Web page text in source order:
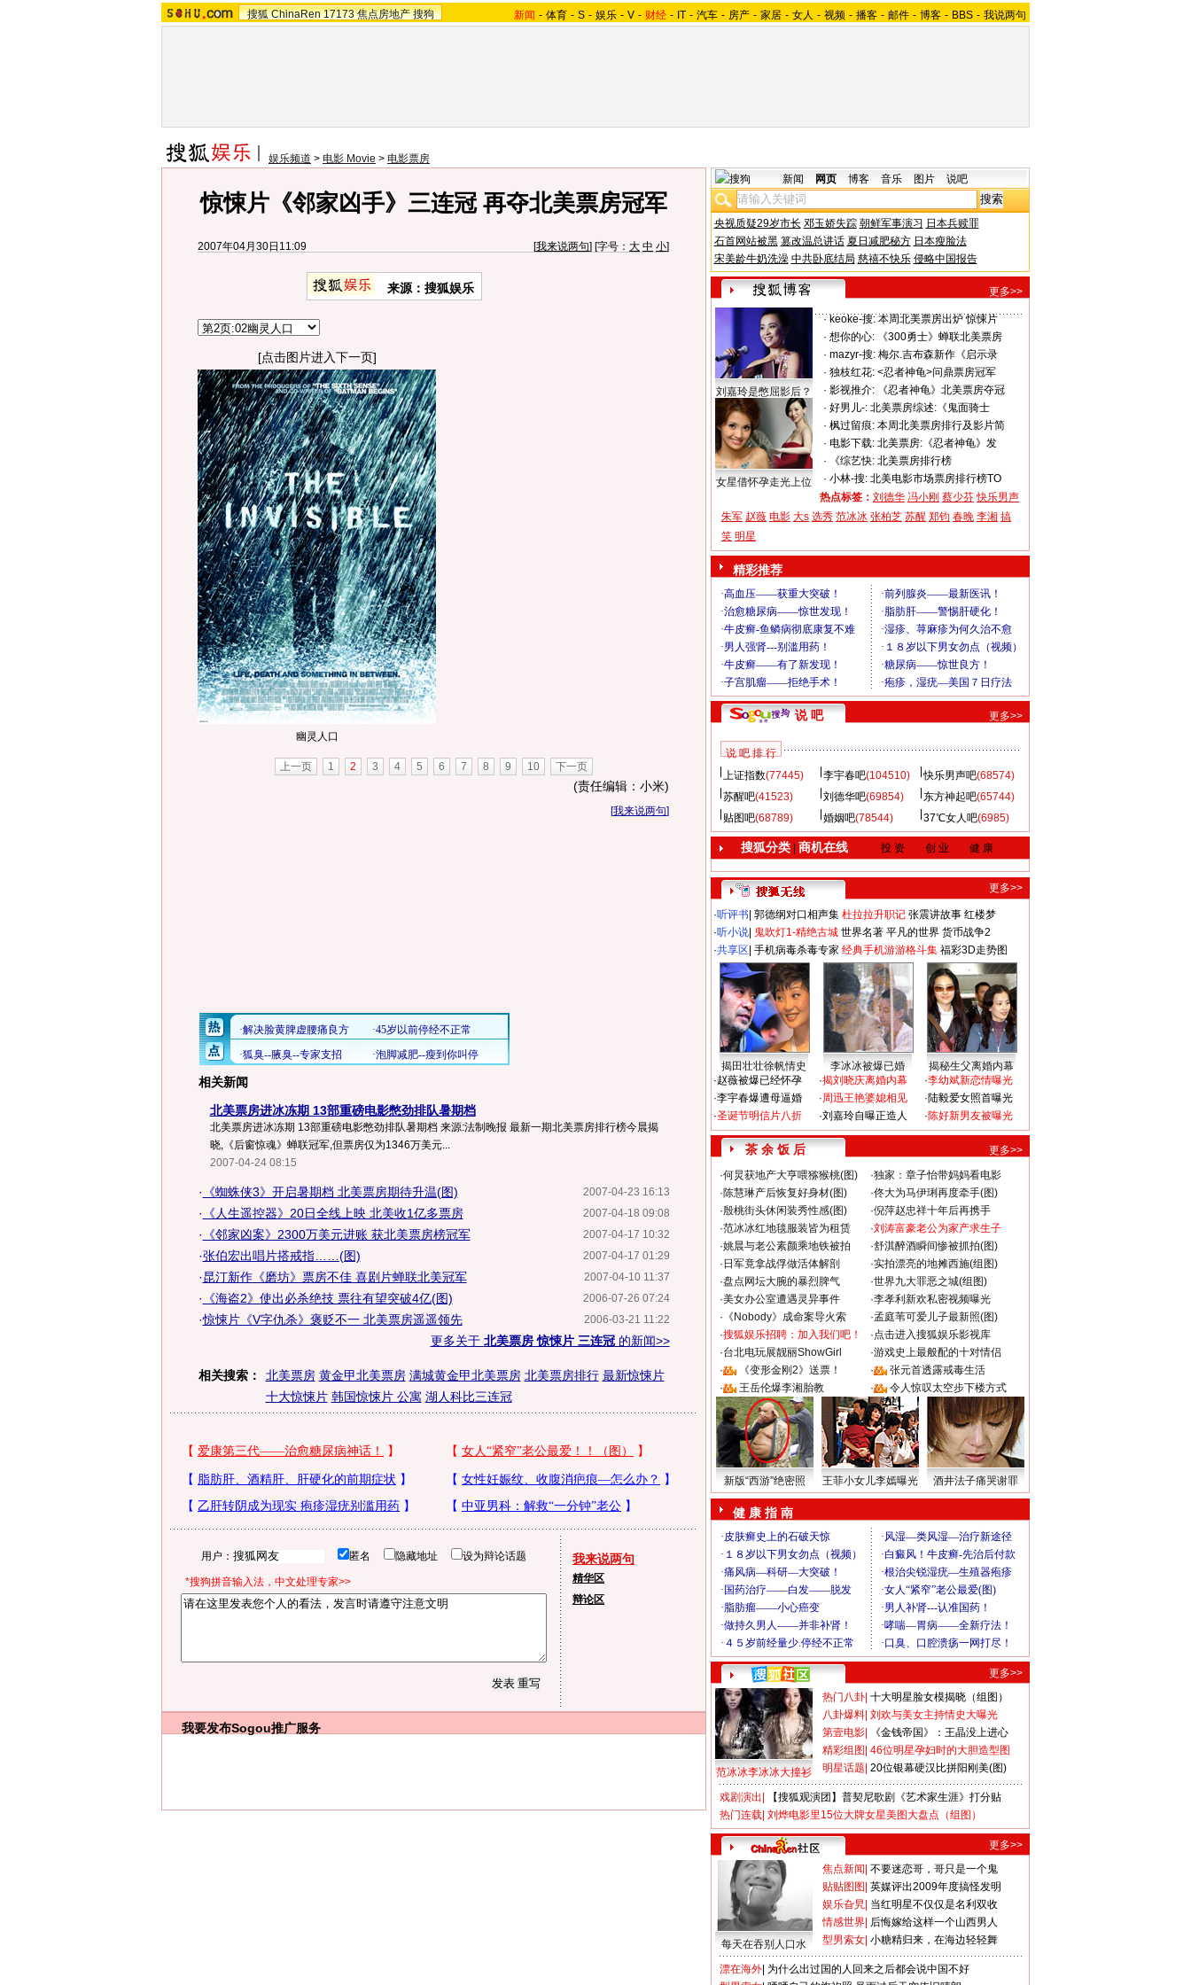
搜狐 ChinaRen 17173 焦点房地产 搜狗 新闻 - 体育 - S - 娱乐 - V - 财经 - IT - 汽车 - 房产 - 家居 - 女人 - 视频 - 播客 - 邮件 - 博客 - BBS - 我说两句
娱乐频道 > 电影 Movie > 电影票房
惊悚片《邻家凶手》三连冠 再夺北美票房冠军
2007年04月30日11:09 [我来说两句] [字号： 大 中 小]
来源：搜狐娱乐
[点击图片进入下一页]
幽灵人口
上一页 1 2 3 4 5 6 7 8 9 10 下一页
(责任编辑：小米)
[我来说两句]
相关新闻
北美票房进冰冻期 13部重磅电影憋劲排队暑期档
北美票房进冰冻期 13部重磅电影憋劲排队暑期档 来源:法制晚报 最新一期北美票房排行榜今晨揭
晓,《后窗惊魂》蝉联冠军,但票房仅为1346万美元...
2007-04-24 08:15
2007-04-23 16:13
· 《蜘蛛侠3》开启暑期档 北美票房期待升温(图)
2007-04-18 09:08
· 《人生遥控器》20日全线上映 北美收1亿多票房
2007-04-17 10:32
· 《邻家凶案》2300万美元进账 获北美票房榜冠军
2007-04-17 01:29
·张伯宏出唱片搭戒指……(图)
2007-04-10 11:37
·昆汀新作《磨坊》票房不佳 喜剧片蝉联北美冠军
2006-07-26 07:24
· 《海盗2》使出必杀绝技 票往有望突破4亿(图)
2006-03-21 11:22
·惊悚片《V字仇杀》褒贬不一 北美票房遥遥领先
更多关于 北美票房 惊悚片 三连冠的新闻>>
相关搜索： 北美票房 黄金甲北美票房 满城黄金甲北美票房 北美票房排行 最新惊悚片
十大惊悚片 韩国惊悚片 公寓 湖人科比三连冠
用户： 匿名 隐藏地址 设为辩论话题
*搜狗拼音输入法，中文处理专家>>
我来说两句
精华区
辩论区
我要发布Sogou推广服务
新闻 网页 博客 音乐 图片 说吧
央视质疑29岁市长 邓玉娇失踪 朝鲜军事演习 日本兵赎罪
石首网站被黑 篡改温总讲话 夏日减肥秘方 日本瘦脸法
宋美龄牛奶洗澡 中共卧底结局 慈禧不快乐 侵略中国报告
更多>>
刘嘉玲是憋屈影后？
女星借怀孕走光上位
· keoke-搜: 本周北美票房出炉 惊悚片
· 想你的心:
《300勇士》蝉联北美票房
· mazyr-搜: 梅尔.吉布森新作《启示录
· 独枝红花: <忍者神龟>问鼎票房冠军
· 影视推介:
《忍者神龟》北美票房夺冠
· 好男儿-: 北美票房综述:《鬼面骑士
· 枫过留痕: 本周北美票房排行及影片简
· 电影下载: 北美票房:《忍者神龟》发
·
《综艺快: 北美票房排行榜
· 小林-搜: 北美电影市场票房排行榜TO
热点标签： 刘德华 冯小刚 蔡少芬 快乐男声
朱军 赵薇 电影 大s 选秀 范冰冰 张柏芝 苏醒 郑钧 春晚 李湘 搞
笑 明星
精彩推荐
说 吧 更多>>
说 吧 排 行
上证指数(77445) 李宇春吧(104510) 快乐男声吧(68574)
苏醒吧(41523) 刘德华吧(69854) 东方神起吧(65744)
贴图吧(68789) 婚姻吧(78544) 37℃女人吧(6985)
搜狐分类| 商机在线 投 资 创 业 健 康
更多>>
·听评书 郭德纲对口相声集 杜拉拉升职记 张震讲故事 红楼梦
·听小说 鬼吹灯1-精绝古城 世界名著 平凡的世界 货币战争2
·共享区 手机病毒杀毒专家 经典手机游游格斗集 福彩3D走势图
揭田壮壮徐帆情史 李冰冰被爆已婚
揭秘生父离婚内幕
·赵薇被爆已经怀孕
·李宇春爆遭母逼婚
·圣诞节明信片八折
·揭刘晓庆离婚内幕
·周迅王艳婆媳相见
·刘嘉玲自曝正造人
·李幼斌新恋情曝光
·陆毅爱女照首曝光
·陈好新男友被曝光
茶 余 饭 后
更多>>
·何炅获地产大亨喂猕猴桃(图) ·独家：章子怡带妈妈看电影
·陈慧琳产后恢复好身材(图) ·佟大为马伊琍再度牵手(图)
·殷桃街头休闲装秀性感(图) ·倪萍赵忠祥十年后再携手
·范冰冰红地毯服装皆为租赁 ·刘涛富豪老公为家产求生子
·姚晨与老公素颜乘地铁被拍 ·舒淇醉酒瞬间惨被抓拍(图)
· 日军竟拿战俘做活体解剖 ·实拍漂亮的地摊西施(组图)
·盘点网坛大腕的暴烈脾气 ·世界九大罪恶之城(组图)
·美女办公室遭遇灵异事件 ·李孝利新欢私密视频曝光
· 《Nobody》成命案导火索 ·孟庭苇可爱儿子最新照(图)
·搜狐娱乐招聘：加入我们吧！ ·点击进入搜狐娱乐影视库
·台北电玩展靓丽ShowGirl ·游戏史上最般配的十对情侣
·
《变形金刚2》送票！ ·
张元首透露戒毒生活
·
王岳伦爆李湘胎教 · 令人惊叹太空步下楼方式
新版“西游”绝密照 王菲小女儿李嫣曝光 酒井法子痛哭谢罪
健 康 指 南
更多>>
范冰冰李冰冰大撞衫
热门八卦 十大明星脸女模揭晓（组图）
八卦爆料 刘欢与美女主持情史大曝光
第壹电影
《金钱帝国》：王晶没上进心
精彩组图 46位明星孕妇时的大胆造型图
明星话题 20位银幕硬汉比拼阳刚美(图)
戏剧演出
【搜狐观演团】普契尼歌剧《艺术家生涯》打分贴
热门连载 刘烨电影里15位大牌女星美图大盘点（组图）
更多>>
每天在吞别人口水
焦点新闻 不要迷恋哥，哥只是一个鬼
贴贴图图 英媒评出2009年度搞怪发明
娱乐旮旯 当红明星不仅仅是名利双收
情感世界 后悔嫁给这样一个山西男人
型男索女 小糖精归来，在海边轻轻舞
漂在海外 为什么出过国的人回来之后都会说中国不好